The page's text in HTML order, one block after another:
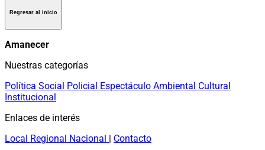
Regresar al inicio
Amanecer
Nuestras categorías
Política Social Policial Espectáculo Ambiental Cultural
Institucional
Enlaces de interés
Local Regional Nacional | Contacto